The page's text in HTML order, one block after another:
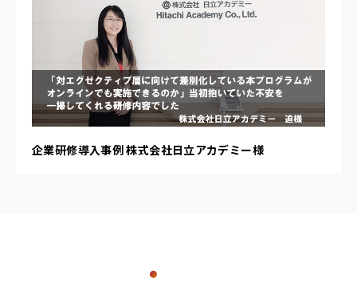
企業研修導入事例 株式会社日立アカデミー様